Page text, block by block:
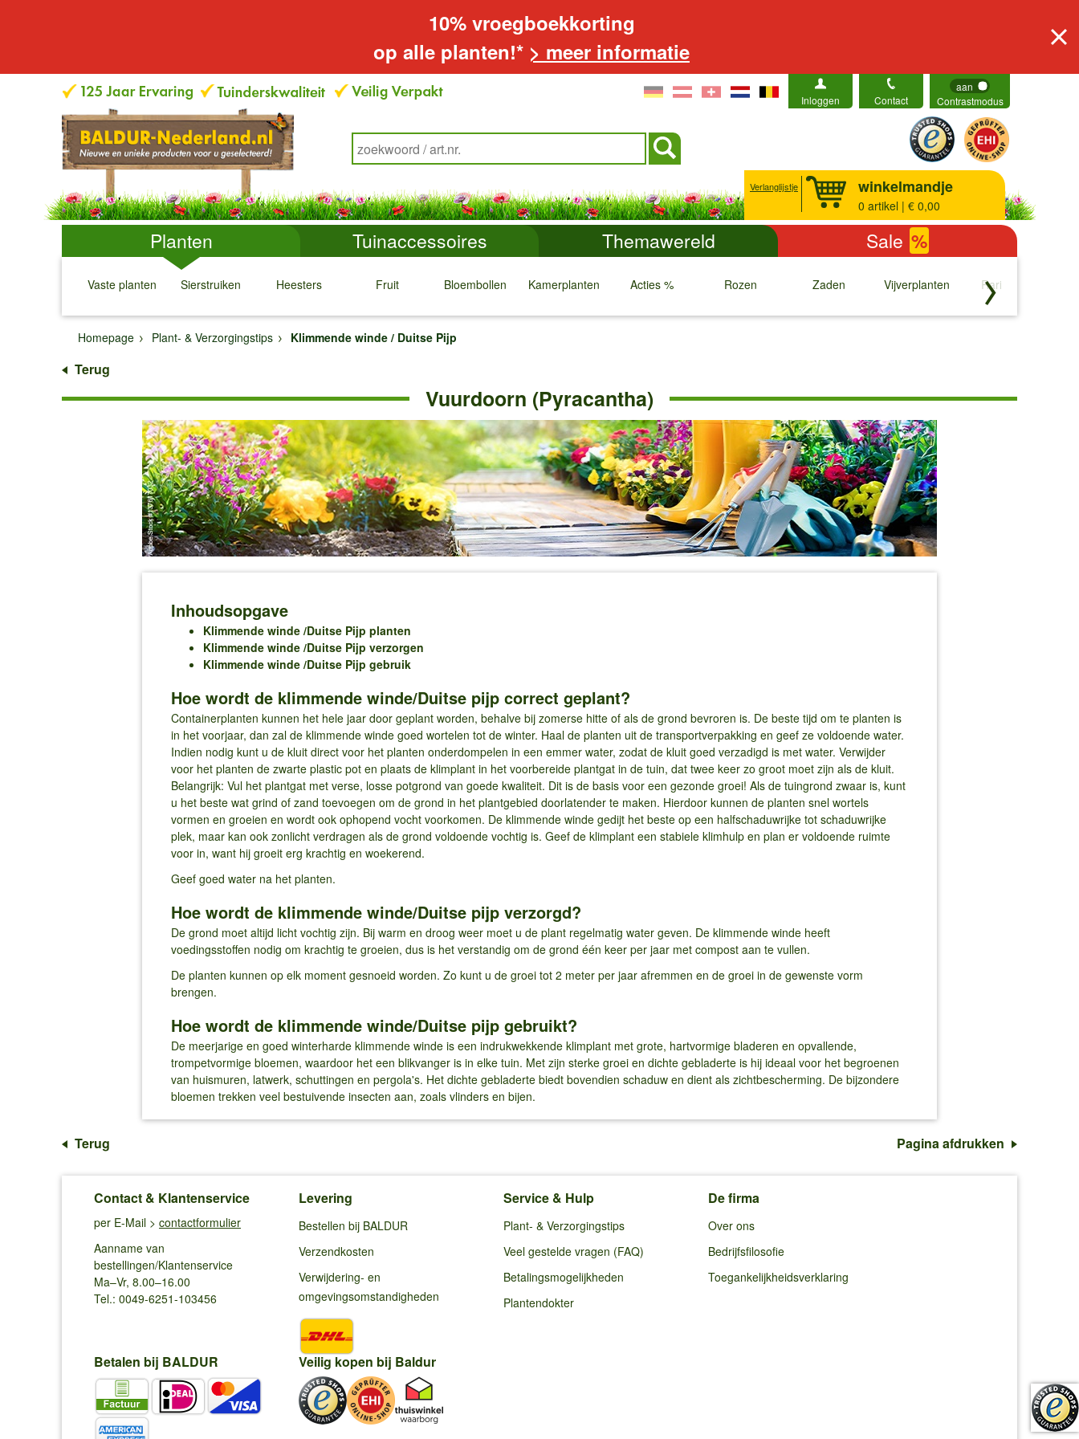
10% vroegboekkorting
op alle planten!* > meer informatie
Inloggen Contact
aan
Contrastmodus
Verlanglijstje winkelmandje
0 artikel | € 0,00
Planten Tuinaccessoires Themawereld Sale %
Vaste planten
↓
Sierstruiken
↓
Heesters
↓
Fruit
↓
Bloembollen
↓
Kamerplanten
↓
Acties %
↓
Rozen
↓
Zaden
↓
Vijverplanten
↓
Rariteiten
↓
Homepage
Plant- & Verzorgingstips Klimmende winde / Duitse Pijp
Terug
Vuurdoorn (Pyracantha)
Inhoudsopgave
Klimmende winde /Duitse Pijp planten
Klimmende winde /Duitse Pijp verzorgen
Klimmende winde /Duitse Pijp gebruik
Hoe wordt de klimmende winde/Duitse pijp correct geplant?
Containerplanten kunnen het hele jaar door geplant worden, behalve bij zomerse hitte of als de grond bevroren is. De beste tijd om te planten is
in het voorjaar, dan zal de klimmende winde goed wortelen tot de winter. Haal de planten uit de transportverpakking en geef ze voldoende water.
Indien nodig kunt u de kluit direct voor het planten onderdompelen in een emmer water, zodat de kluit goed verzadigd is met water. Verwijder
voor het planten de zwarte plastic pot en plaats de klimplant in het voorbereide plantgat in de tuin, dat twee keer zo groot moet zijn als de kluit.
Belangrijk: Vul het plantgat met verse, losse potgrond van goede kwaliteit. Dit is de basis voor een gezonde groei! Als de tuingrond zwaar is, kunt
u het beste wat grind of zand toevoegen om de grond in het plantgebied doorlatender te maken. Hierdoor kunnen de planten snel wortels
vormen en groeien en wordt ook ophopend vocht voorkomen. De klimmende winde gedijt het beste op een halfschaduwrijke tot schaduwrijke
plek, maar kan ook zonlicht verdragen als de grond voldoende vochtig is. Geef de klimplant een stabiele klimhulp en plan er voldoende ruimte
voor in, want hij groeit erg krachtig en woekerend.
Geef goed water na het planten.
Hoe wordt de klimmende winde/Duitse pijp verzorgd?
De grond moet altijd licht vochtig zijn. Bij warm en droog weer moet u de plant regelmatig water geven. De klimmende winde heeft
voedingsstoffen nodig om krachtig te groeien, dus is het verstandig om de grond één keer per jaar met compost aan te vullen.
De planten kunnen op elk moment gesnoeid worden. Zo kunt u de groei tot 2 meter per jaar afremmen en de groei in de gewenste vorm
brengen.
Hoe wordt de klimmende winde/Duitse pijp gebruikt?
De meerjarige en goed winterharde klimmende winde is een indrukwekkende klimplant met grote, hartvormige bladeren en opvallende,
trompetvormige bloemen, waardoor het een blikvanger is in elke tuin. Met zijn sterke groei en dichte gebladerte is hij ideaal voor het begroenen
van huismuren, latwerk, schuttingen en pergola's. Het dichte gebladerte biedt bovendien schaduw en dient als zichtbescherming. De bijzondere
bloemen trekken veel bestuivende insecten aan, zoals vlinders en bijen.
Terug Pagina afdrukken
Contact & Klantenservice
per E-Mail > contactformulier
Aanname van
bestellingen/Klantenservice
Ma–Vr, 8.00–16.00
Tel.: 0049-6251-103456
Levering
Bestellen bij BALDUR
Verzendkosten
Verwijdering- en
omgevingsomstandigheden
Service & Hulp
Plant- & Verzorgingstips
Veel gestelde vragen (FAQ)
Betalingsmogelijkheden
Plantendokter
De firma
Over ons
Bedrijfsfilosofie
Toegankelijkheidsverklaring
Betalen bij BALDUR Veilig kopen bij Baldur